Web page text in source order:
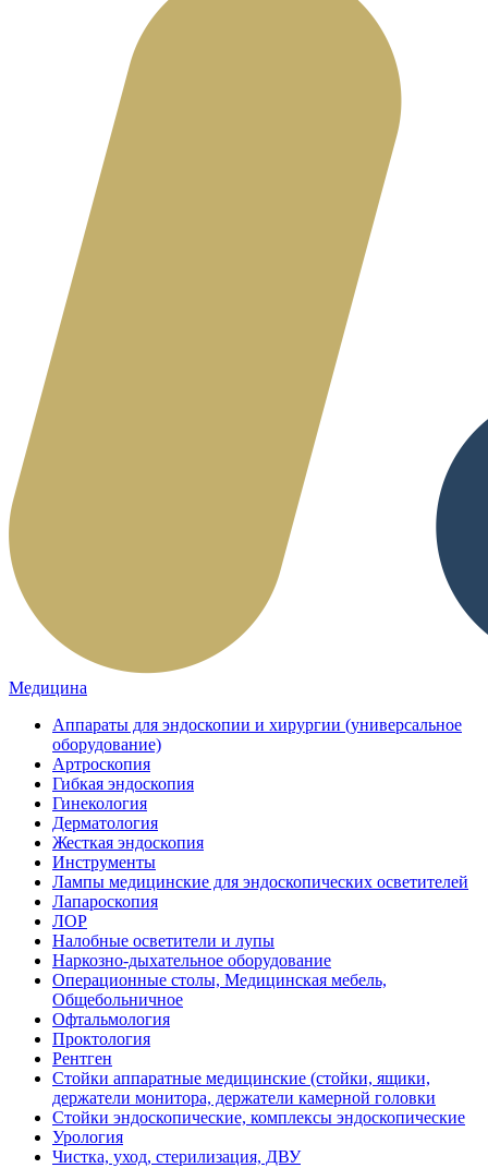
Медицина
Аппараты для эндоскопии и хирургии (универсальное
оборудование)
Артроскопия
Гибкая эндоскопия
Гинекология
Дерматология
Жесткая эндоскопия
Инструменты
Лампы медицинские для эндоскопических осветителей
Лапароскопия
ЛОР
Налобные осветители и лупы
Наркозно-дыхательное оборудование
Операционные столы, Медицинская мебель,
Общебольничное
Офтальмология
Проктология
Рентген
Стойки аппаратные медицинские (стойки, ящики,
держатели монитора, держатели камерной головки
Стойки эндоскопические, комплексы эндоскопические
Урология
Чистка, уход, стерилизация, ДВУ